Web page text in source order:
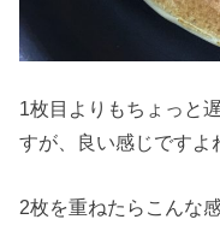
1枚目よりもちょっと
すが、良い感じですよ
2枚を重ねたらこんな